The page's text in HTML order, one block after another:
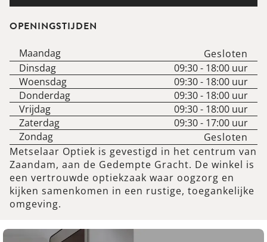
OPENINGSTIJDEN
Maandag
Gesloten
Dinsdag
09:30- 18:00 uur
Woensdag
09:30- 18:00 uur
Donderdag
09:30- 18:00 uur
Vrijdag
09:30- 18:00 uur
Zaterdag
09:30- 17:00 uur
Zondag
Gesloten
Metselaar Optiek is gevestigd in het centrum van
Zaandam, aan de Gedempte Gracht. De winkel is
een vertrouwde optiekzaak waar oogzorg en
kijken samenkomen in een rustige, toegankelijke
omgeving.